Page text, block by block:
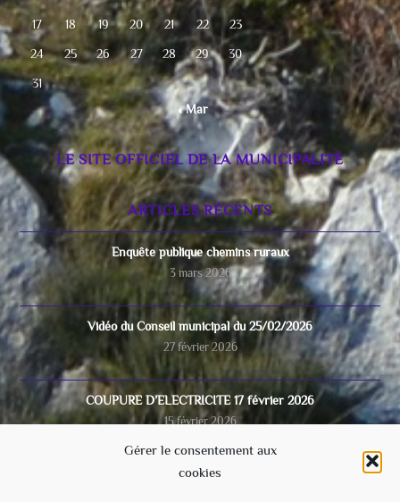
Gérer le consentement aux
cookies
17 18 19 20 21 22 23
24 25 26 27 28 29 30
31
« Mar
LE SITE OFFICIEL DE LA MUNICIPALITÉ
ARTICLES RÉCENTS
Enquête publique chemins ruraux
3 mars 2026
Vidéo du Conseil municipal du 25/02/2026
27 février 2026
COUPURE D’ELECTRICITE 17 février 2026
15 février 2026
Video du conseil municipal du 28/11/2025